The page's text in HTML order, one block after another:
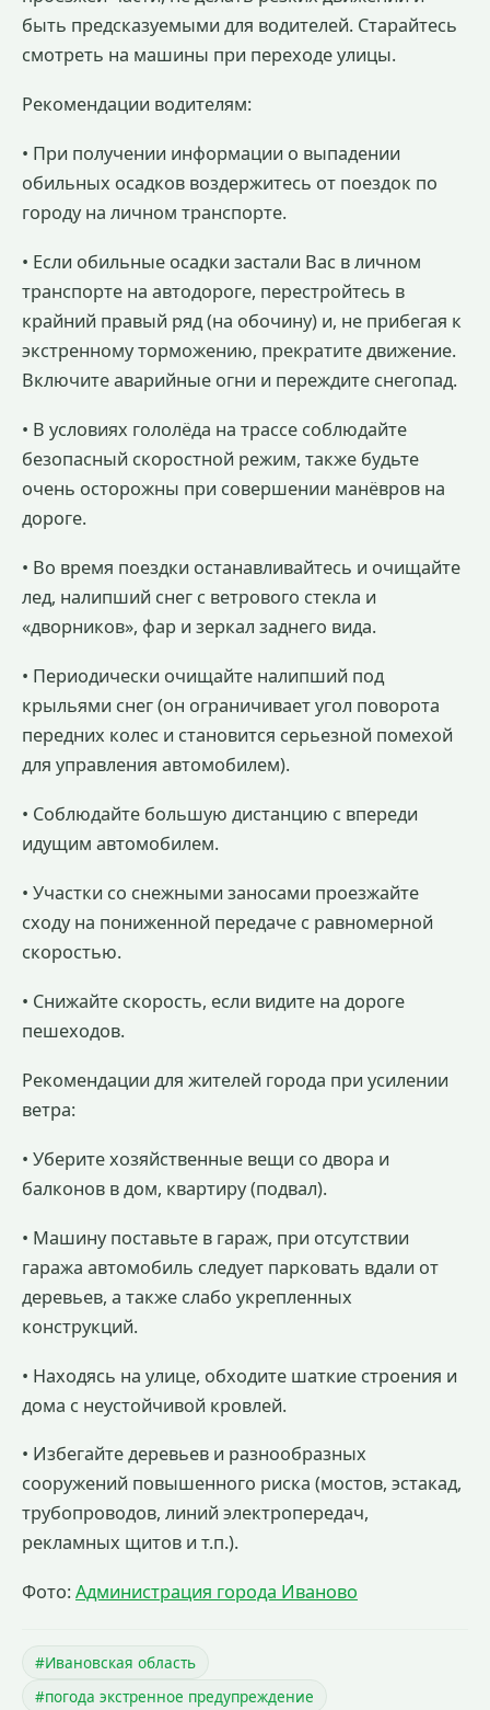
быть предсказуемыми для водителей. Старайтесь
смотреть на машины при переходе улицы.
Рекомендации водителям:
• При получении информации о выпадении
обильных осадков воздержитесь от поездок по
городу на личном транспорте.
• Если обильные осадки застали Вас в личном
транспорте на автодороге, перестройтесь в
крайний правый ряд (на обочину) и, не прибегая к
экстренному торможению, прекратите движение.
Включите аварийные огни и переждите снегопад.
• В условиях гололёда на трассе соблюдайте
безопасный скоростной режим, также будьте
очень осторожны при совершении манёвров на
дороге.
• Во время поездки останавливайтесь и очищайте
лед, налипший снег с ветрового стекла и
«дворников», фар и зеркал заднего вида.
• Периодически очищайте налипший под
крыльями снег (он ограничивает угол поворота
передних колес и становится серьезной помехой
для управления автомобилем).
• Соблюдайте большую дистанцию с впереди
идущим автомобилем.
• Участки со снежными заносами проезжайте
сходу на пониженной передаче с равномерной
скоростью.
• Снижайте скорость, если видите на дороге
пешеходов.
Рекомендации для жителей города при усилении
ветра:
• Уберите хозяйственные вещи со двора и
балконов в дом, квартиру (подвал).
• Машину поставьте в гараж, при отсутствии
гаража автомобиль следует парковать вдали от
деревьев, а также слабо укрепленных
конструкций.
• Находясь на улице, обходите шаткие строения и
дома с неустойчивой кровлей.
• Избегайте деревьев и разнообразных
сооружений повышенного риска (мостов, эстакад,
трубопроводов, линий электропередач,
рекламных щитов и т.п.).
Фото: Администрация города Иваново
#Ивановская область
#погода экстренное предупреждение